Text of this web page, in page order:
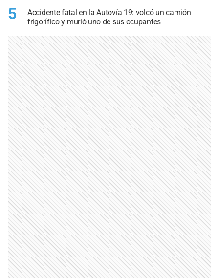
5
Accidente fatal en la Autovía 19: volcó un camión
frigorífico y murió uno de sus ocupantes